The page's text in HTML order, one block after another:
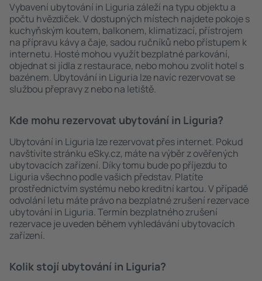
Vybavení ubytování in Liguria záleží na typu objektu a
počtu hvězdiček. V dostupných místech najdete pokoje s
kuchyňským koutem, balkonem, klimatizací, přístrojem
na přípravu kávy a čaje, sadou ručníků nebo přístupem k
internetu. Hosté mohou využít bezplatné parkování,
objednat si jídla z restaurace, nebo mohou zvolit hotel s
bazénem. Ubytování in Liguria lze navíc rezervovat se
službou přepravy z nebo na letiště.
Kde mohu rezervovat ubytování in Liguria?
Ubytování in Liguria lze rezervovat přes internet. Pokud
navštívíte stránku eSky.cz, máte na výběr z ověřených
ubytovacích zařízení. Díky tomu bude po příjezdu to
Liguria všechno podle vašich představ. Platíte
prostřednictvím systému nebo kreditní kartou. V případě
odvolání letu máte právo na bezplatné zrušení rezervace
ubytování in Liguria. Termín bezplatného zrušení
rezervace je uveden během vyhledávání ubytovacích
zařízení.
Kolik stojí ubytování in Liguria?